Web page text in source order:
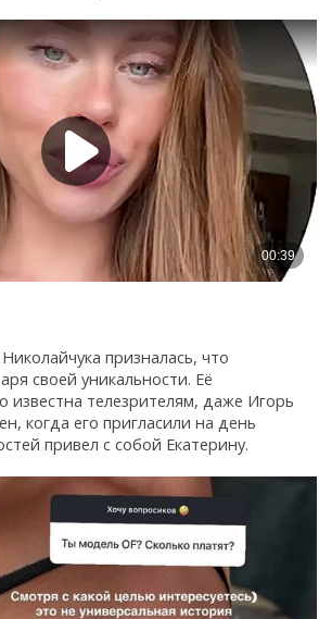
призналась, что
своей уникальности. Её
известна телезрителям, даже Игорь
когда его пригласили на день
привел с собой Екатерину.